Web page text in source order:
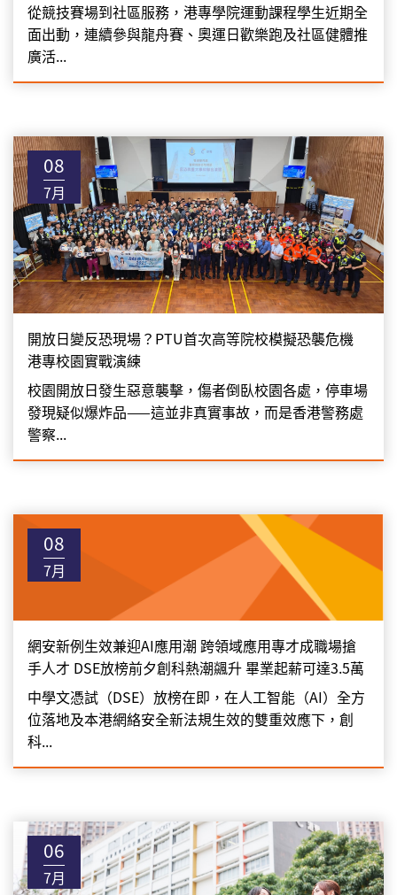
從競技賽場到社區服務，港專學院運動課程學生近期全
面出動，連續參與龍舟賽、奧運日歡樂跑及社區健體推
廣活...
08
7月
開放日變反恐現場？PTU首次高等院校模擬恐襲危機
港專校園實戰演練
校園開放日發生惡意襲擊，傷者倒臥校園各處，停車場
發現疑似爆炸品——這並非真實事故，而是香港警務處
警察...
08
7月
網安新例生效兼迎AI應用潮 跨領域應用專才成職場搶
手人才 DSE放榜前夕創科熱潮飊升 畢業起薪可達3.5萬
中學文憑試（DSE）放榜在即，在人工智能（AI）全方
位落地及本港網絡安全新法規生效的雙重效應下，創
科...
06
7月